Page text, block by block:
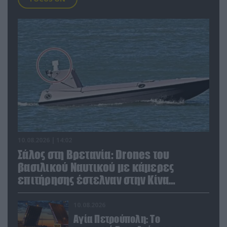
Σάλος στη Βρετανία: Drones του
βασιλικού Ναυτικού με κάμερες
επιτήρησης έστελναν στην Κίνα
απόρρητες πληροφορίες!
Αγία Πετρούπολη: Το